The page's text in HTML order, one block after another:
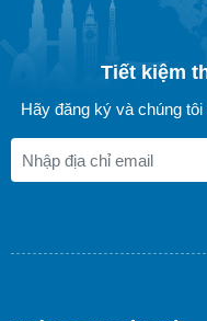
Tiết kiệm
Hãy đăng ký và chúng